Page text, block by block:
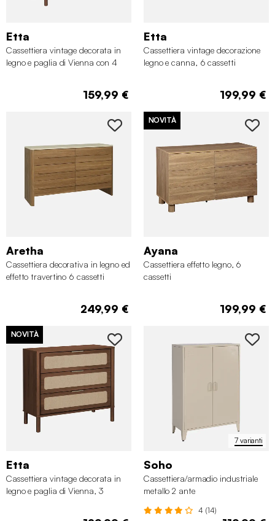
Etta
Cassettiera vintage decorata in
legno e paglia di Vienna con 4
159,99 €
Etta
Cassettiera vintage decorazione
legno e canna, 6 cassetti
199,99 €
Aretha
Cassettiera decorativa in legno ed
effetto travertino 6 cassetti
249,99 €
NOVITÀ
Ayana
Cassettiera effetto legno, 6
cassetti
199,99 €
NOVITÀ
Etta
Cassettiera vintage decorata in
legno e paglia di Vienna, 3
7 varianti
Soho
Cassettiera/armadio industriale
metallo 2 ante
4 (14)